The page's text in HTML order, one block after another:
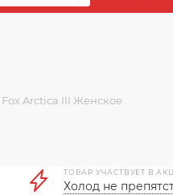
Arctica III Женское
ТОВАР УЧАСТВУЕТ В
Холод не